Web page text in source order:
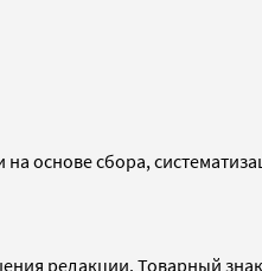
основе сбора,
редакции. Товарный знак